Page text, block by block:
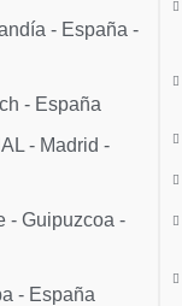
- España -
- España
- Madrid -
- Guipuzcoa -
- España